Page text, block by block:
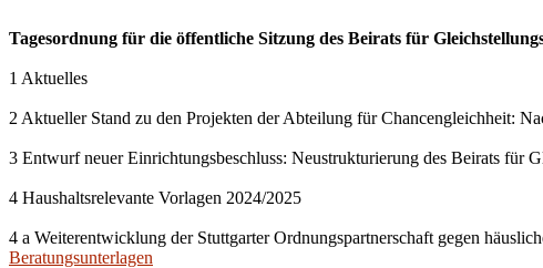
Tagesordnung für die öffentliche Sitzung des Beirats für
1 Aktuelles
2 Aktueller Stand zu den Projekten der Abteilung für Chancengleichheit:
3 Entwurf neuer Einrichtungsbeschluss: Neustrukturierung des Beirats für
4 Haushaltsrelevante Vorlagen 2024/2025
4 a Weiterentwicklung der Stuttgarter Ordnungspartnerschaft gegen
Beratungsunterlagen